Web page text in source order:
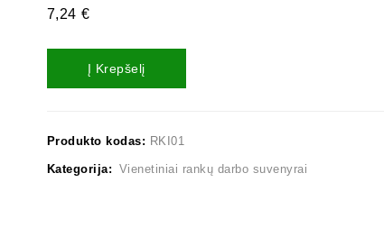
7,24 €
Į Krepšelį
Produkto kodas: RKI01
Kategorija: Vienetiniai rankų darbo suvenyrai